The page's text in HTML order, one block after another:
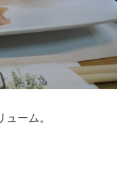
ーム。